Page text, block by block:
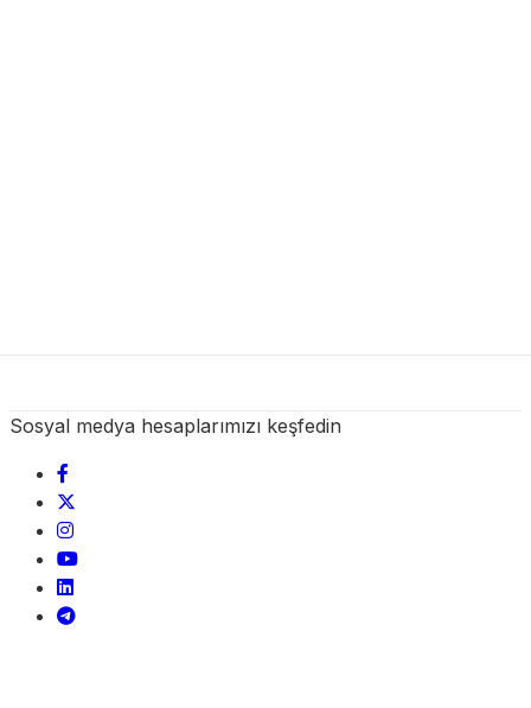
Sosyal medya hesaplarımızı keşfedin